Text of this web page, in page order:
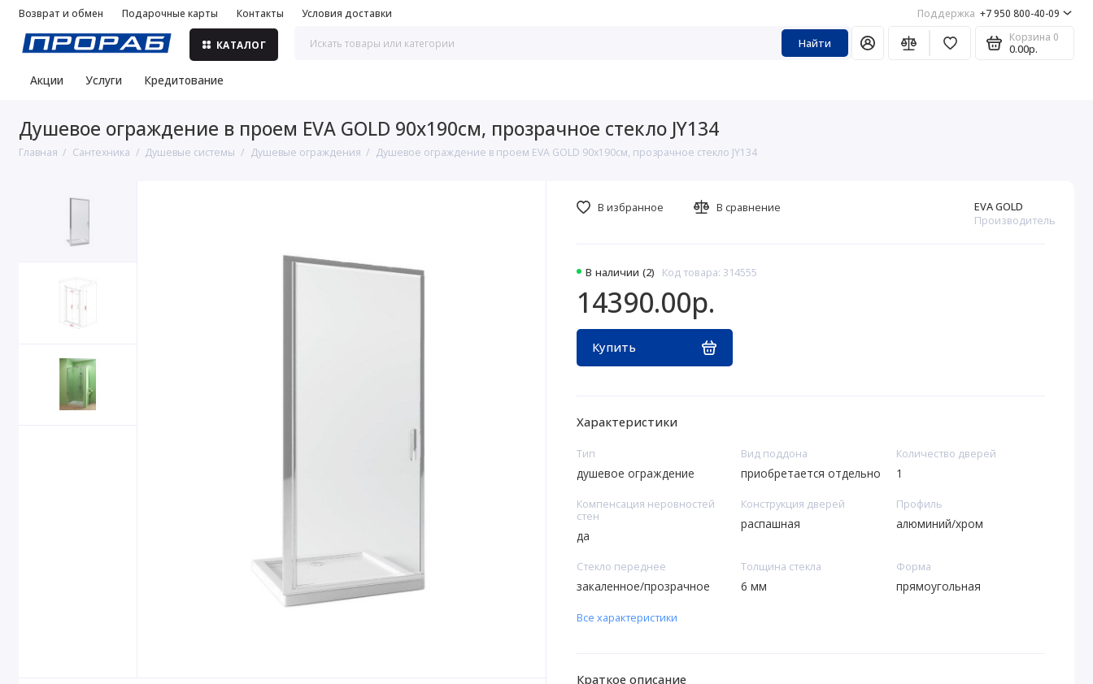
Возврат и обмен Подарочные карты Контакты Условия доставки Поддержка +7 950 800-40-09
КАТАЛОГ Найти Корзина 0
0.00р.
Акции Услуги Кредитование
Душевое ограждение в проем EVA GOLD 90х190см, прозрачное стекло JY134
Главная Сантехника Душевые системы Душевые ограждения Душевое ограждение в проем EVA GOLD 90х190см, прозрачное стекло JY134
В наличии (2) Код товара: 314555
EVA GOLD
Производитель
14390.00р.
Купить
В избранное В сравнение
Характеристики
Тип
душевое ограждение
Вид поддона
приобретается отдельно
Количество дверей
1
Компенсация неровностей
стен
да
Конструкция дверей
распашная
Профиль
алюминий/хром
Стекло переднее
закаленное/прозрачное
Толщина стекла
6 мм
Форма
прямоугольная
Все характеристики
Краткое описание